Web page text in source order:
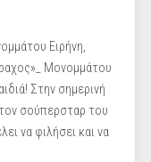
Ειρήνη,
Μονομμάτου
Στην σημερινή
σούπερσταρ του
να φιλήσει και να